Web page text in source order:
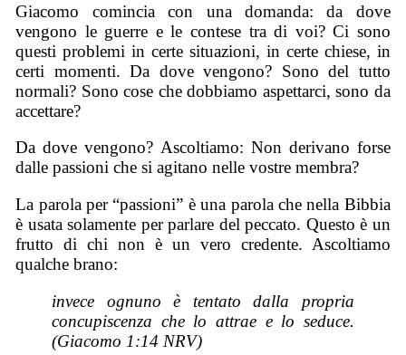
Giacomo comincia con una domanda: da dove
vengono le guerre e le contese tra di voi? Ci sono
questi problemi in certe situazioni, in certe chiese, in
certi momenti. Da dove vengono? Sono del tutto
normali? Sono cose che dobbiamo aspettarci, sono da
accettare?
Da dove vengono? Ascoltiamo: Non derivano forse
dalle passioni che si agitano nelle vostre membra?
La parola per “passioni” è una parola che nella Bibbia
è usata solamente per parlare del peccato. Questo è un
frutto di chi non è un vero credente. Ascoltiamo
qualche brano:
invece ognuno è tentato dalla propria
concupiscenza che lo attrae e lo seduce.
(Giacomo 1:14 NRV)